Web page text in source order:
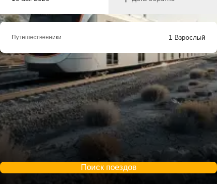
Путешественники 1 Взрослый
Поиск поездов